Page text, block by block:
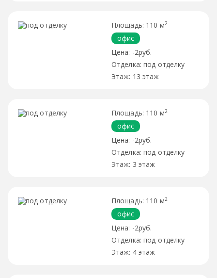
110 м2
офис
-2руб.
под отделку
13 этаж
110 м2
офис
-2руб.
под отделку
3 этаж
110 м2
офис
-2руб.
под отделку
4 этаж